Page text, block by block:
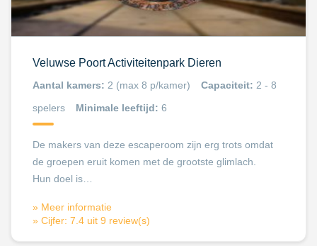
Veluwse Poort Activiteitenpark Dieren
Aantal kamers: 2 (max 8 p/kamer) Capaciteit: 2 - 8
spelers
Minimale leeftijd: 6
De makers van deze escaperoom zijn erg trots omdat
de groepen eruit komen met de grootste glimlach.
Hun doel is…
» Meer informatie
» Cijfer: 7.4 uit 9 review(s)